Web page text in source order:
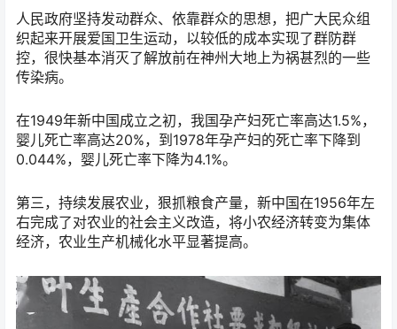
人民政府坚持发动群众、依靠群众的思想，把广大民众组
织起来开展爱国卫生运动，以较低的成本实现了群防群
控，很快基本消灭了解放前在神州大地上为祸甚烈的一些
传染病。
在1949年新中国成立之初，我国孕产妇死亡率高达1.5%，
婴儿死亡率高达20%，到1978年孕产妇的死亡率下降到
0.044%，婴儿死亡率下降为4.1%。
第三，持续发展农业，狠抓粮食产量，新中国在1956年左
右完成了对农业的社会主义改造，将小农经济转变为集体
经济，农业生产机械化水平显著提高。